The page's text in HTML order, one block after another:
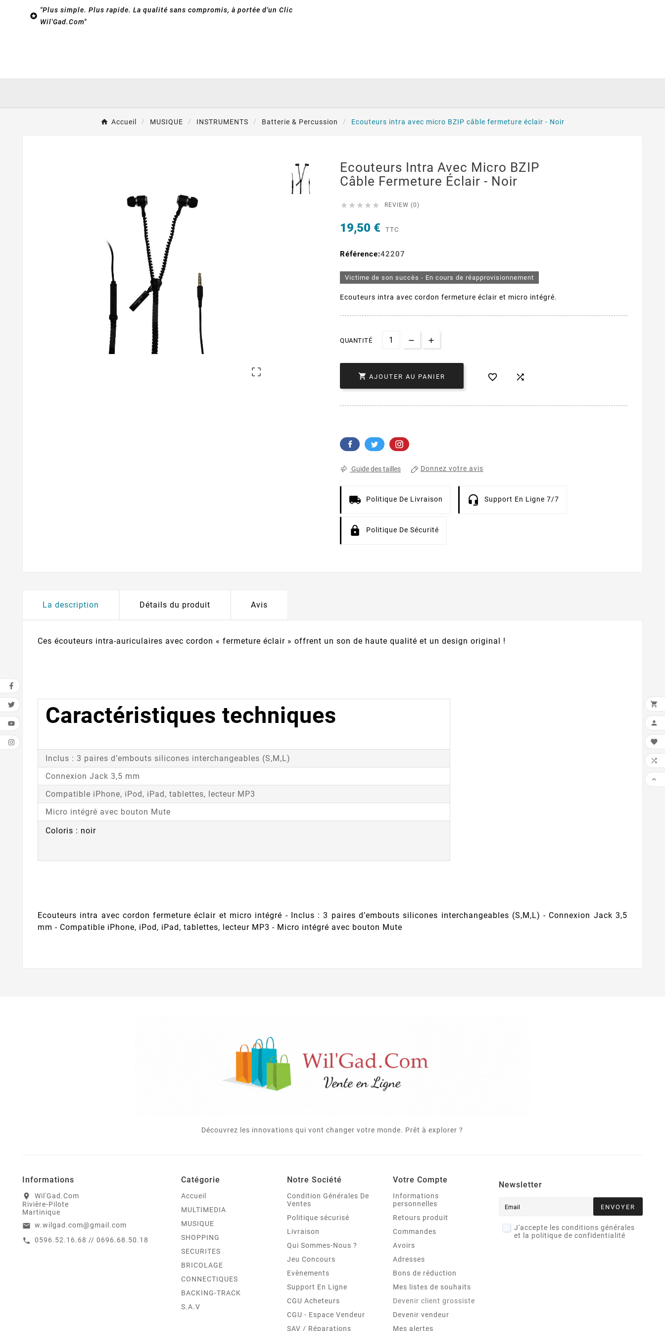

"Plus simple. Plus rapide. La qualité sans compromis, à portée d'un Clic
Wil'Gad.Com"
Accueil MUSIQUE INSTRUMENTS Batterie & Percussion Ecouteurs intra avec micro BZIP câble fermeture éclair - Noir

Ecouteurs Intra Avec Micro BZIP
Câble Fermeture Éclair - Noir
     REVIEW (0)
19,50 € TTC
Référence:42207
Victime de son succès - En cours de réapprovisionnement
Ecouteurs intra avec cordon fermeture éclair et micro intégré.
QUANTITÉ
 AJOUTER AU PANIER  
Guide des tailles Donnez votre avis
Politique De Livraison Support En Ligne 7/7
Politique De Sécurité
La description Détails du produit Avis
Ces écouteurs intra-auriculaires avec cordon « fermeture éclair » offrent un son de haute qualité et un design original !
Caractéristiques techniques
Inclus : 3 paires d’embouts silicones interchangeables (S,M,L)
Connexion Jack 3,5 mm
Compatible iPhone, iPod, iPad, tablettes, lecteur MP3
Micro intégré avec bouton Mute
Coloris : noir
Ecouteurs intra avec cordon fermeture éclair et micro intégré - Inclus : 3 paires d’embouts silicones interchangeables (S,M,L) - Connexion Jack 3,5
mm - Compatible iPhone, iPod, iPad, tablettes, lecteur MP3 - Micro intégré avec bouton Mute
Découvrez les innovations qui vont changer votre monde. Prêt à explorer ?
Informations
location_on
Wil'Gad.Com
Rivière-Pilote
Martinique
email w.wilgad.com@gmail.com
call 0596.52.16.68 // 0696.68.50.18
Catégorie
Accueil
MULTIMEDIA
MUSIQUE
SHOPPING
SECURITES
BRICOLAGE
CONNECTIQUES
BACKING-TRACK
S.A.V
Notre Société
Condition Générales De
Ventes
Politique sécurisé
Livraison
Qui Sommes-Nous ?
Jeu Concours
Evènements
Support En Ligne
CGU Acheteurs
CGU - Espace Vendeur
SAV / Réparations
Votre Compte
Informations
personnelles
Retours produit
Commandes
Avoirs
Adresses
Bons de réduction
Mes listes de souhaits
Devenir client grossiste
Devenir vendeur
Mes alertes
Newsletter
ENVOYER
J'accepte les conditions générales
et la politique de confidentialité




